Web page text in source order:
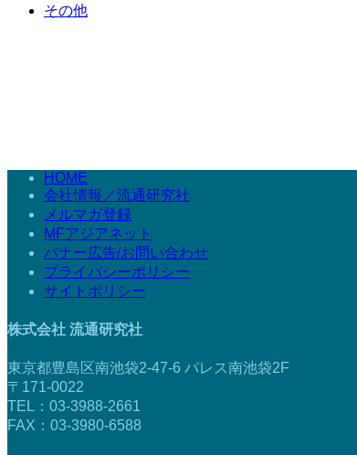
その他
HOME
会社情報／流通研究社
メルマガ登録
MFアジアネット
バナー広告/お問い合わせ
プライバシーポリシー
サイトポリシー
株式会社 流通研究社
東京都豊島区南池袋2-47-6 パレス南池袋2F
〒171-0022
TEL：03-3988-2661
FAX：03-3980-6588